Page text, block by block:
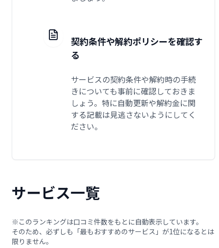
契約条件や解約ポリシーを確認す
る
サービスの契約条件や解約時の手続
きについても事前に確認しておきま
しょう。特に自動更新や解約金に関
する記載は見逃さないようにしてく
ださい。
サービス一覧
※このランキングは口コミ件数をもとに自動表示しています。
そのため、必ずしも「最もおすすめのサービス」が1位になるとは
限りません。